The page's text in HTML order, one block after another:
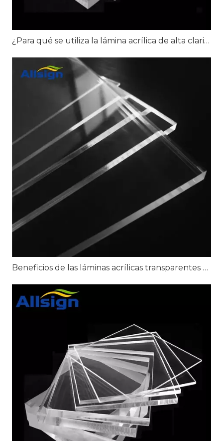
¿Para qué se utiliza la lámina acrílica de alta claridad?
Beneficios de las láminas acrílicas transparentes para señalización transparente